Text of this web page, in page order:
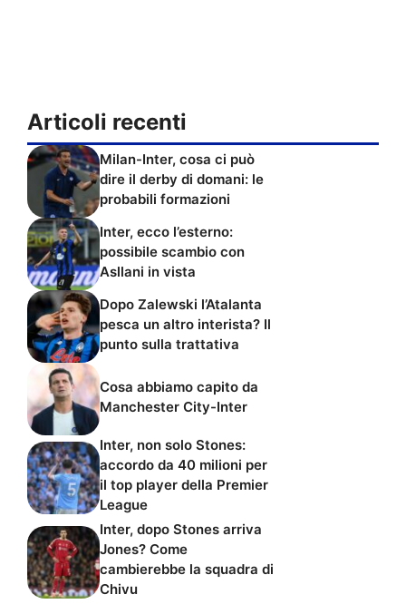
Articoli recenti
Milan-Inter, cosa ci può
dire il derby di domani: le
probabili formazioni
Inter, ecco l’esterno:
possibile scambio con
Asllani in vista
Dopo Zalewski l’Atalanta
pesca un altro interista? Il
punto sulla trattativa
Cosa abbiamo capito da
Manchester City-Inter
Inter, non solo Stones:
accordo da 40 milioni per
il top player della Premier
League
Inter, dopo Stones arriva
Jones? Come
cambierebbe la squadra di
Chivu